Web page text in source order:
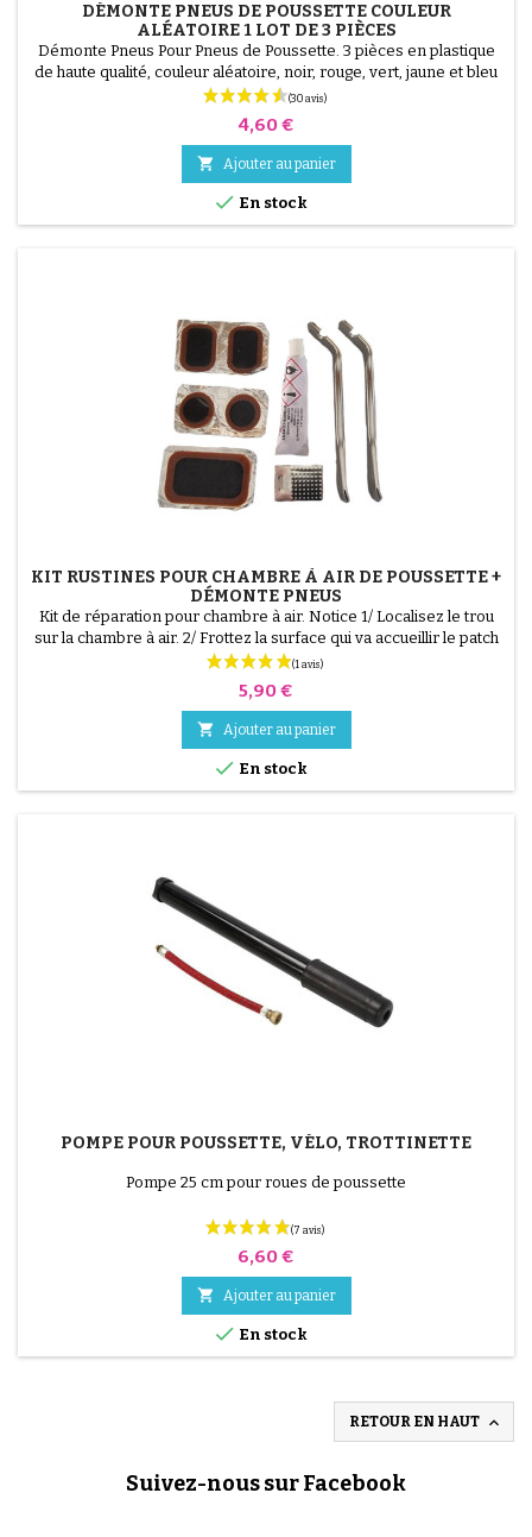
DÉMONTE PNEUS DE POUSSETTE COULEUR
ALÉATOIRE 1 LOT DE 3 PIÈCES
Démonte Pneus Pour Pneus de Poussette. 3 pièces en plastique
de haute qualité, couleur aléatoire, noir, rouge, vert, jaune et bleu
ou 3 pièces en acier ( gris ) Le montage du pneu se fait sans outils
et uniquement à la main, cela évite de percer la chambre à air.
Prix
4,60 €
 Ajouter au panier
 En stock
KIT RUSTINES POUR CHAMBRE À AIR DE POUSSETTE +
DÉMONTE PNEUS
Kit de réparation pour chambre à air. Notice 1/ Localisez le trou
sur la chambre à air. 2/ Frottez la surface qui va accueillir le patch
avec le grattoir fourni. 3/ Dégraissez, nettoyez et séchez la
surface. 4/ Étalez uniformément la colle autour du trou. 5/
Patientez environ 1 mIn, jusqu'à ce que la colle ne brille plus. 6/
Positionnez le patch au...
Prix
5,90 €
 Ajouter au panier
 En stock
POMPE POUR POUSSETTE, VÉLO, TROTTINETTE
Pompe 25 cm pour roues de poussette
Prix
6,60 €
 Ajouter au panier
 En stock
RETOUR EN HAUT 
Suivez-nous sur Facebook